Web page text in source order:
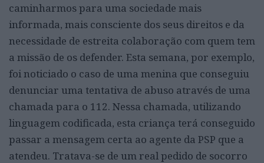
caminharmos para uma sociedade mais
informada, mais consciente dos seus direitos e da
necessidade de estreita colaboração com quem tem
a missão de os defender. Esta semana, por exemplo,
foi noticiado o caso de uma menina que conseguiu
denunciar uma tentativa de abuso através de uma
chamada para o 112. Nessa chamada, utilizando
linguagem codificada, esta criança terá conseguido
passar a mensagem certa ao agente da PSP que a
atendeu. Tratava-se de um real pedido de socorro